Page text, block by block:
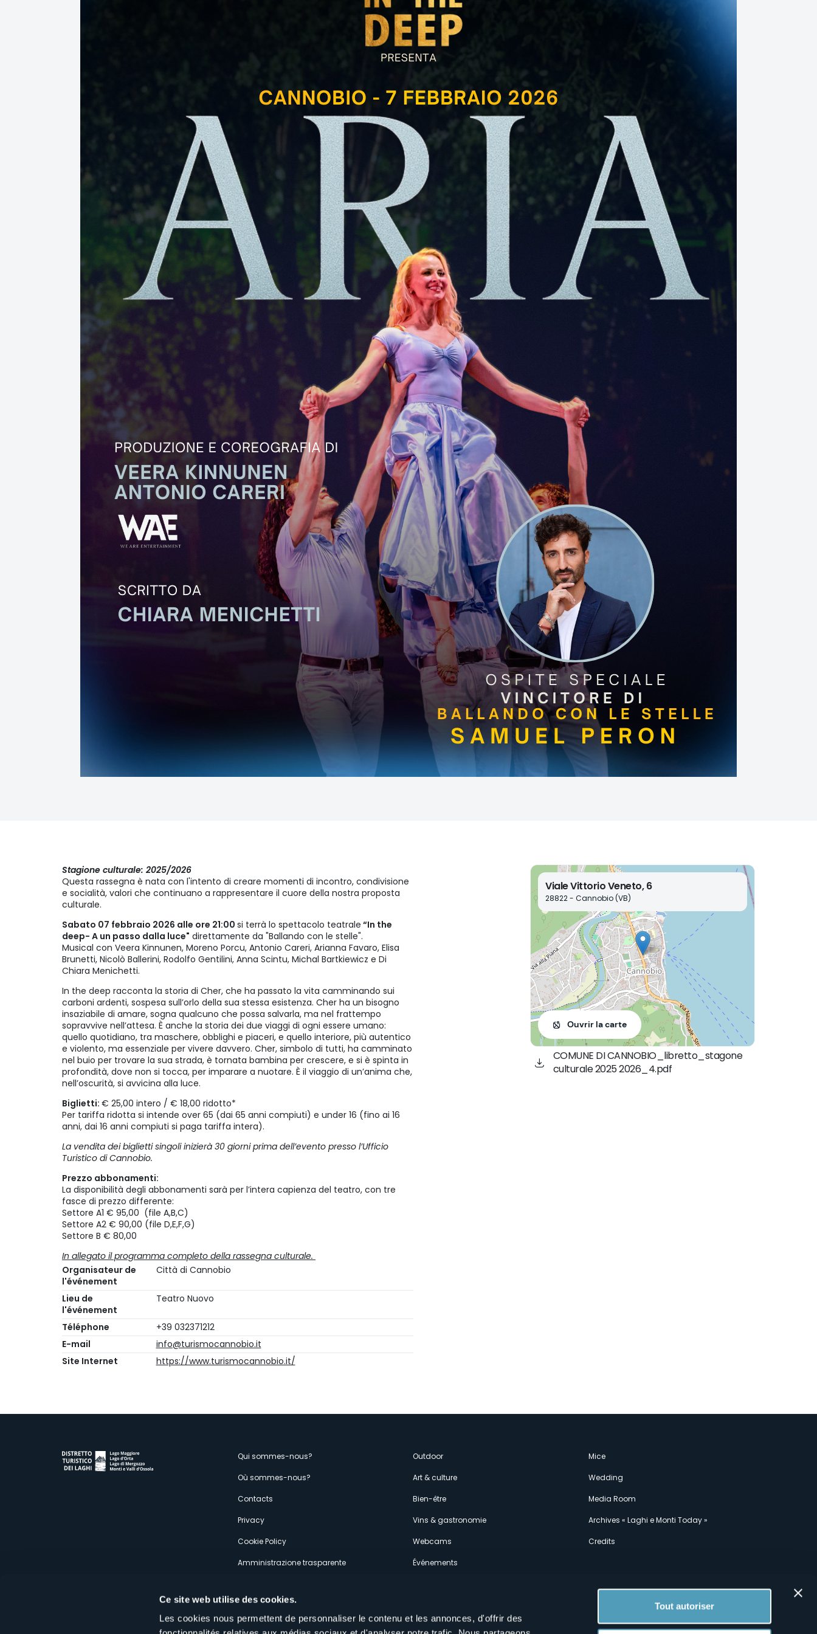
Ce site web utilise des cookies.
Les cookies nous permettent de personnaliser le contenu et les annonces, d'offrir des
Tout autoriser
Stagione culturale: 2025/2026
Questa rassegna è nata con l'intento di creare momenti di incontro, condivisione
e socialità, valori che continuano a rappresentare il cuore della nostra proposta
culturale.
Sabato 07 febbraio 2026 alle ore 21:00 si terrà lo spettacolo teatrale “In the
deep- A un passo dalla luce" direttamente da "Ballando con le stelle".
Musical con Veera Kinnunen, Moreno Porcu, Antonio Careri, Arianna Favaro, Elisa
Brunetti, Nicolò Ballerini, Rodolfo Gentilini, Anna Scintu, Michal Bartkiewicz e Di
Chiara Menichetti.
In the deep racconta la storia di Cher, che ha passato la vita camminando sui
carboni ardenti, sospesa sull’orlo della sua stessa esistenza. Cher ha un bisogno
insaziabile di amare, sogna qualcuno che possa salvarla, ma nel frattempo
sopravvive nell’attesa. È anche la storia dei due viaggi di ogni essere umano:
quello quotidiano, tra maschere, obblighi e piaceri, e quello interiore, più autentico
e violento, ma essenziale per vivere davvero. Cher, simbolo di tutti, ha camminato
nel buio per trovare la sua strada, è tornata bambina per crescere, e si è spinta in
profondità, dove non si tocca, per imparare a nuotare. È il viaggio di un’anima che,
nell’oscurità, si avvicina alla luce.
Biglietti: € 25,00 intero / € 18,00 ridotto*
Per tariffa ridotta si intende over 65 (dai 65 anni compiuti) e under 16 (fino ai 16
anni, dai 16 anni compiuti si paga tariffa intera).
La vendita dei biglietti singoli inizierà 30 giorni prima dell’evento presso l’Ufficio
Turistico di Cannobio.
Prezzo abbonamenti:
La disponibilità degli abbonamenti sarà per l’intera capienza del teatro, con tre
fasce di prezzo differente:
Settore A1 € 95,00 (file A,B,C)
Settore A2 € 90,00 (file D,E,F,G)
Settore B € 80,00
In allegato il programma completo della rassegna culturale.
Organisateur de
l'événement
Città di Cannobio
Lieu de
l'événement
Teatro Nuovo
Téléphone
+39 032371212
E-mail
info@turismocannobio.it
Site Internet
https://www.turismocannobio.it/
Viale Vittorio Veneto, 6
28822 - Cannobio (VB)
Ouvrir la carte
COMUNE DI CANNOBIO_libretto_stagone
culturale 2025 2026_4.pdf
Menù
secondario
Qui sommes-nous?
Où sommes-nous?
Contacts
Privacy
Cookie Policy
Amministrazione trasparente
Outdoor
Art & culture
Bien-être
Vins & gastronomie
Webcams
Événements
Mice
Wedding
Media Room
Archives « Laghi e Monti Today »
Credits